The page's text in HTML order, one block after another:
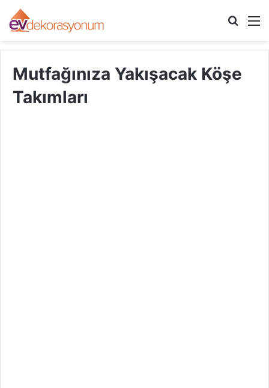
Arama
Mutfağınıza Yakışacak Köşe
Takımları